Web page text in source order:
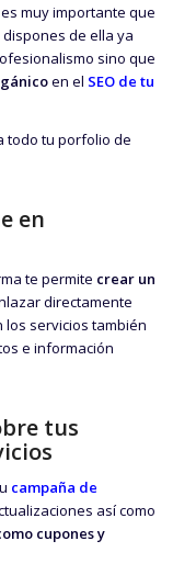
muy importante que
de ella ya
sino que
en el SEO de tu
todo tu porfolio de
en
te permite crear un
directamente
los servicios también
e información
tus
campaña de
así como
cupones y